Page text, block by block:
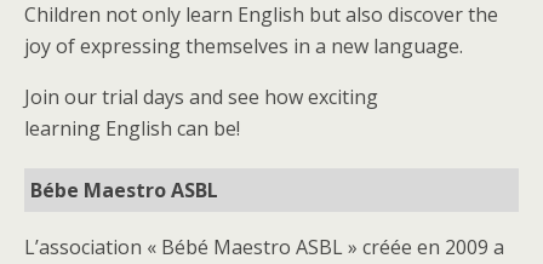
Children not only learn English but also discover the
joy of expressing themselves in a new language.
Join our trial days and see how exciting
learning English can be!
Bébe Maestro ASBL
L’association « Bébé Maestro ASBL » créée en 2009 a